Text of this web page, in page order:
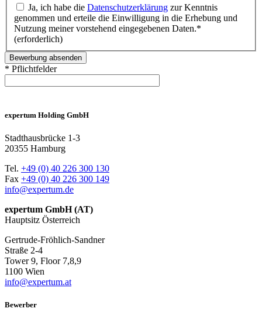
Ja, ich habe die Datenschutzerklärung zur Kenntnis
genommen und erteile die Einwilligung in die Erhebung und
Nutzung meiner vorstehend eingegebenen Daten.*
(erforderlich)
* Pflichtfelder
expertum Holding GmbH
Stadthausbrücke 1-3
20355 Hamburg
Tel. +49 (0) 40 226 300 130
Fax +49 (0) 40 226 300 149
info@expertum.de
expertum GmbH (AT)
Hauptsitz Österreich
Gertrude-Fröhlich-Sandner
Straße 2-4
Tower 9, Floor 7,8,9
1100 Wien
info@expertum.at
Bewerber